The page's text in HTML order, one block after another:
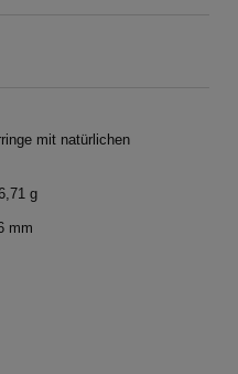
mit natürlichen
g
mm